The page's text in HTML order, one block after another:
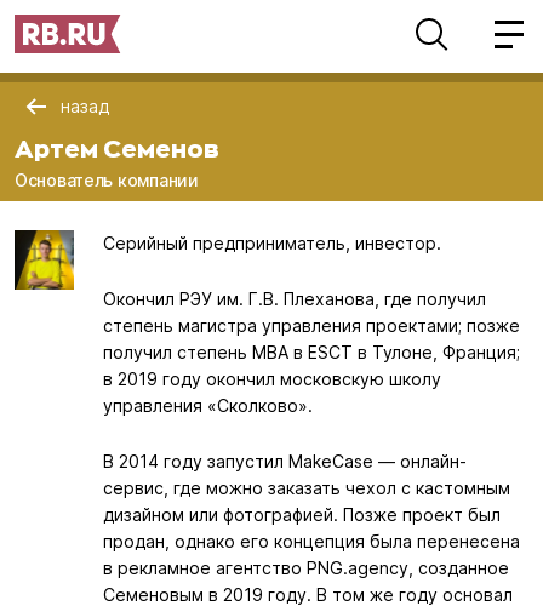
назад
Артем Семенов
Основатель компании
Серийный предприниматель, инвестор.
Окончил РЭУ им. Г.В. Плеханова, где получил
степень магистра управления проектами; позже
получил степень MBA в ESCT в Тулоне, Франция;
в 2019 году окончил московскую школу
управления «Сколково».
В 2014 году запустил MakeCase — онлайн-
сервис, где можно заказать чехол с кастомным
дизайном или фотографией. Позже проект был
продан, однако его концепция была перенесена
в рекламное агентство PNG.agency, созданное
Семеновым в 2019 году. В том же году основал